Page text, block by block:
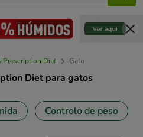
Prescription Diet Gato
Diet para gatos
Controlo de peso